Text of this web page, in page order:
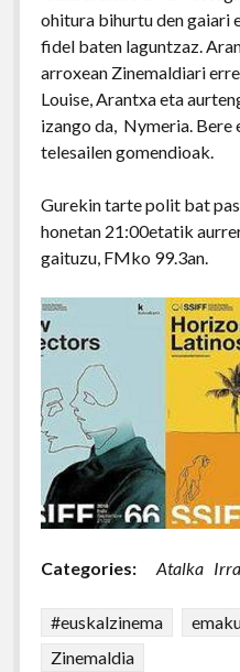
ohitura bihurtu den gaiari
fidel baten laguntzaz.
arroxean Zinemaldiari
Louise, Arantxa eta
izango da, Nymeria.
telesailen gomendioak.
Gurekin tarte polit bat
honetan 21:00etatik
gaituzu, FMko 99.3an.
Categories: Atalka
#euskalzinema
Zinemaldia